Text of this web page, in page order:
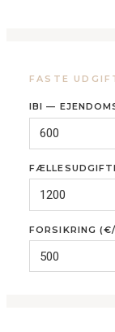
FASTE
IBI —
FORSIKRING